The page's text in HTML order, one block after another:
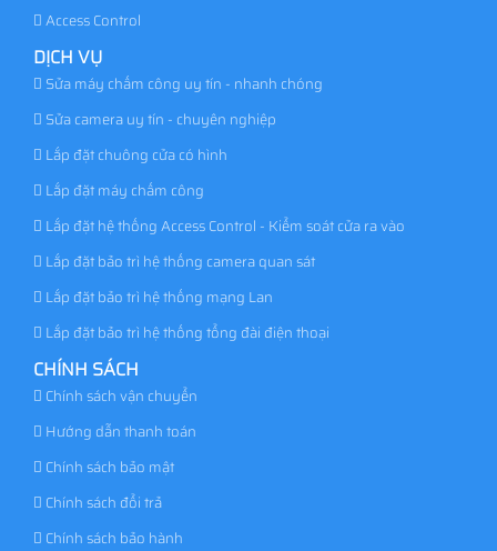
Access Control
DỊCH VỤ
Sửa máy chấm công uy tín - nhanh chóng
Sửa camera uy tín - chuyên nghiệp
Lắp đặt chuông cửa có hình
Lắp đặt máy chấm công
Lắp đặt hệ thống Access Control - Kiểm soát cửa ra vào
Lắp đặt bảo trì hệ thống camera quan sát
Lắp đặt bảo trì hệ thống mạng Lan
Lắp đặt bảo trì hệ thống tổng đài điện thoại
CHÍNH SÁCH
Chính sách vận chuyển
Hướng dẫn thanh toán
Chính sách bảo mật
Chính sách đổi trả
Chính sách bảo hành